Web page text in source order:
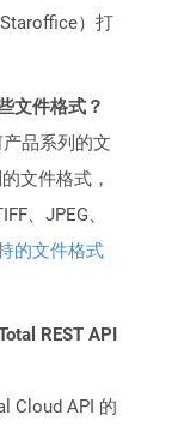
）打
文件格式？
品系列的文
文件格式，
、JPEG、
的文件格式
REST API
Cloud API 的